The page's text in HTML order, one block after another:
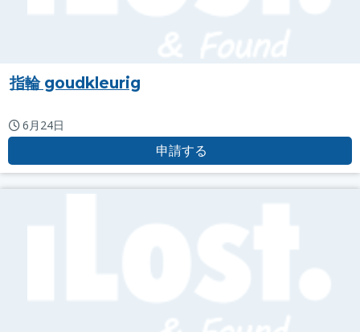
指輪 goudkleurig
6月24日
申請する